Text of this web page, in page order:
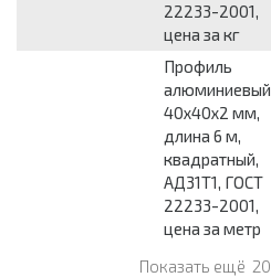
22233-2001,
цена за кг
Профиль
алюминиевый
40х40х2 мм,
длина 6 м,
квадратный,
АД31Т1, ГОСТ
22233-2001,
цена за метр
Показать ещё 20